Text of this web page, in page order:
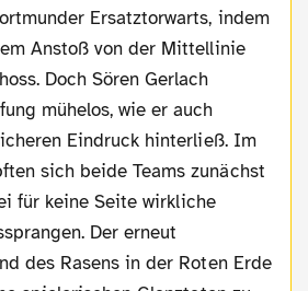
Ersatztorwarts, indem
Anstoß von der Mittellinie
Doch Sören Gerlach
mühelos, wie er auch
Eindruck hinterließ. Im
sich beide Teams zunächst
für keine Seite wirkliche
Der erneut
des Rasens in der Roten Erde